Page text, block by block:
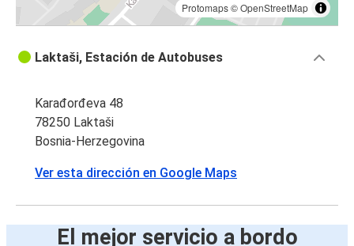
Protomaps©OpenStreetMap
Laktaši, Estación de Autobuses
Karađorđeva 48
78250 Laktaši
Bosnia-Herzegovina
Ver esta dirección en Google Maps
El mejor servicio a bordo